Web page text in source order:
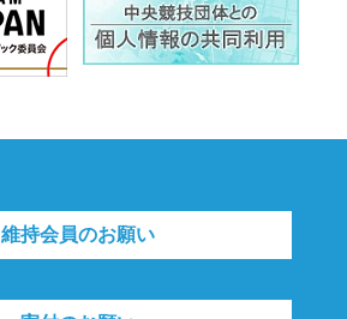
維持会員のお願い